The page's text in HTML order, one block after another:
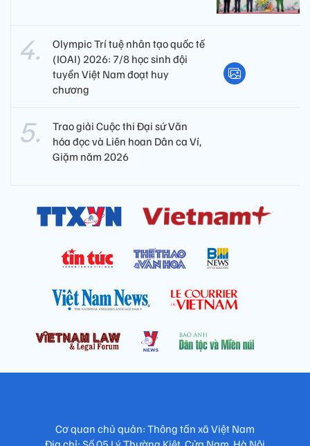
Olympic Trí tuệ nhân tạo quốc tế
(IOAI) 2026: 7/8 học sinh đội
tuyển Việt Nam đoạt huy
chương
Trao giải Cuộc thi Đại sứ Văn
hóa đọc và Liên hoan Dân ca Ví,
Giặm năm 2026